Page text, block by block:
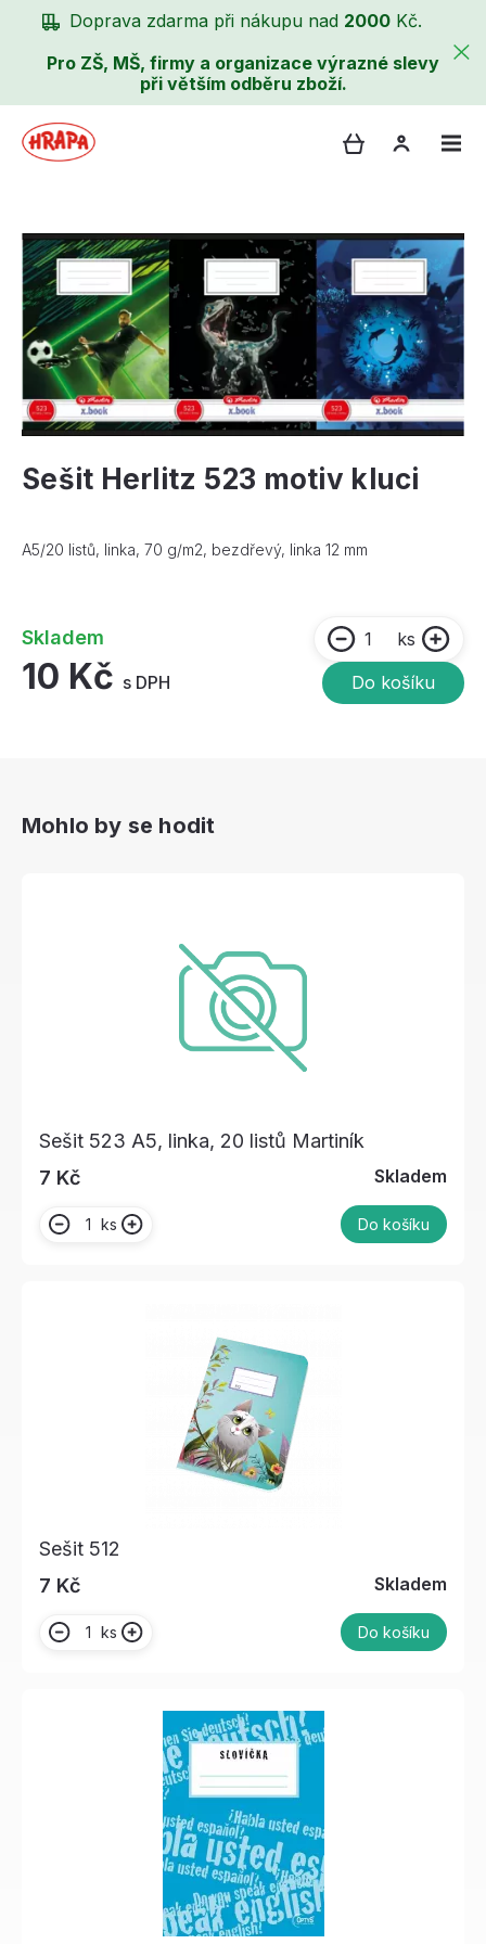
Doprava zdarma při nákupu nad 2000 Kč.
Pro ZŠ, MŠ, firmy a organizace výrazné slevy
při větším odběru zboží.
Sešit Herlitz 523 motiv kluci
A5/20 listů, linka, 70 g/m2, bezdřevý, linka 12 mm
Skladem
10 Kč s DPH
ks
Do košíku
Mohlo by se hodit
Sešit 523 A5, linka, 20 listů Martiník
7 Kč
Skladem
ks Do košíku
Sešit 512
7 Kč
Skladem
ks Do košíku